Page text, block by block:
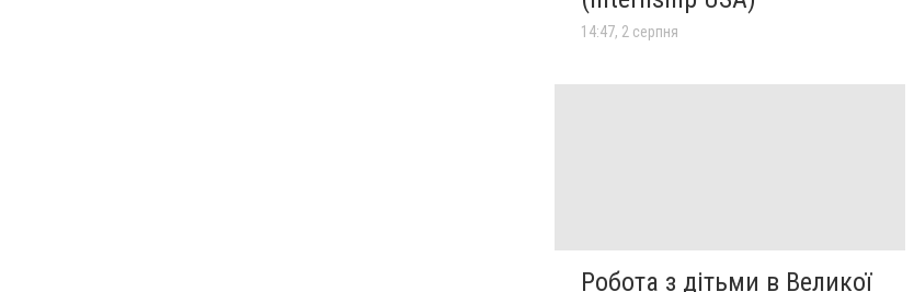
14:47, 2 серпня
Робота з дітьми в Великої